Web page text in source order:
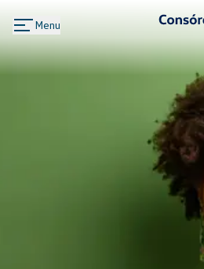
Menu
Logo